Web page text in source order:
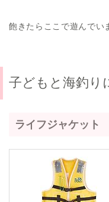
飽きたらここで遊んでい
子どもと海釣り
ライフジャケット